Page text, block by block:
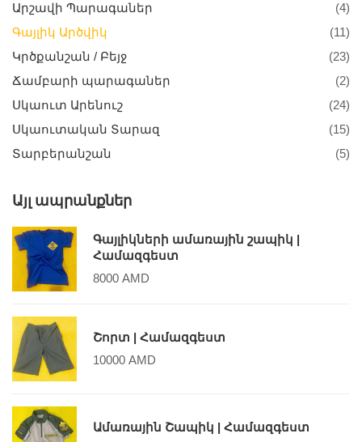
Արշավի Պարագաներ
(4)
Գայլիկ Արծվիկ
(11)
Կրծքանշան / Բեյջ
(23)
Ճամբարի պարագաներ
(2)
Սկաուտ Արենուշ
(24)
Սկաուտական Տարազ
(15)
Տարբերանշան
(5)
Այլ ապրանքներ
Գայլիկների ամառային շապիկ |
Համազգեստ
8000 AMD
Շորտ | Համազգեստ
10000 AMD
Ամառային Շապիկ | Համազգեստ